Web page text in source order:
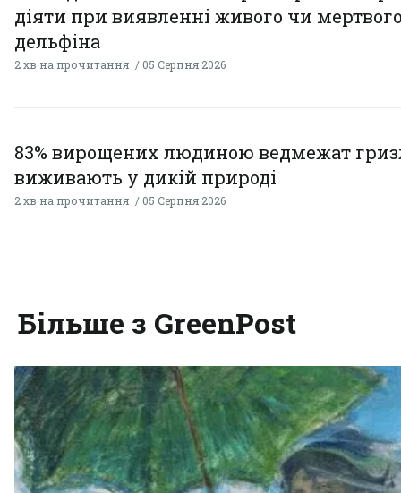
діяти при виявленні живого чи
дельфіна
2 хв на прочитання 05 Серпня 2026
83% вирощених людиною ведмежат
виживають у дикій природі
2 хв на прочитання 05 Серпня 2026
Більше з GreenPost